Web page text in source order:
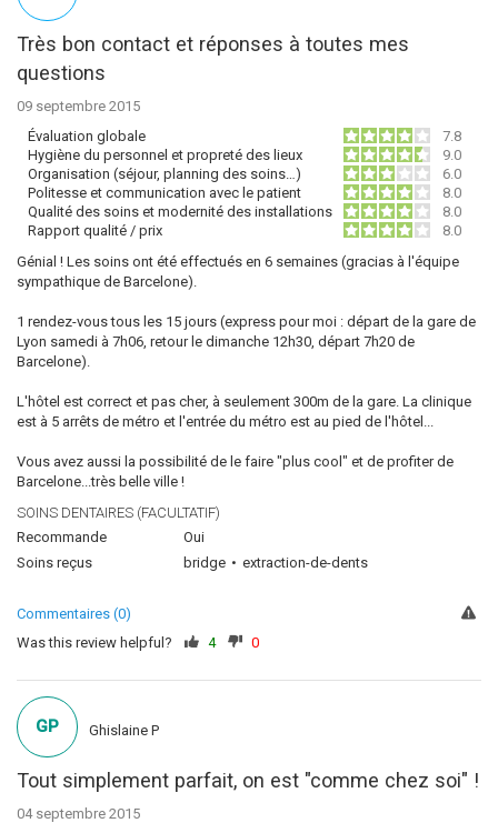
Très bon contact et réponses à toutes mes
questions
09 septembre 2015
Évaluation globale
7.8
Hygiène du personnel et propreté des lieux
9.0
Organisation (séjour, planning des soins…)
6.0
Politesse et communication avec le patient
8.0
Qualité des soins et modernité des installations
8.0
Rapport qualité / prix
8.0
Génial ! Les soins ont été effectués en 6 semaines (gracias à l'équipe
sympathique de Barcelone).
1 rendez-vous tous les 15 jours (express pour moi : départ de la gare de
Lyon samedi à 7h06, retour le dimanche 12h30, départ 7h20 de
Barcelone).
L'hôtel est correct et pas cher, à seulement 300m de la gare. La clinique
est à 5 arrêts de métro et l'entrée du métro est au pied de l'hôtel...
Vous avez aussi la possibilité de le faire "plus cool" et de profiter de
Barcelone...très belle ville !
SOINS DENTAIRES (FACULTATIF)
Recommande
Oui
Soins reçus
bridge extraction-de-dents
Commentaires (0)
Was this review helpful?
4 0
Tout simplement parfait, on est "comme chez soi" !
04 septembre 2015
GP Ghislaine P